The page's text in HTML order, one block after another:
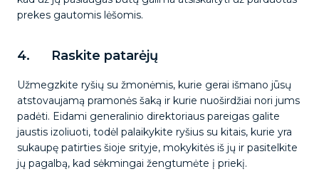
prekes gautomis lėšomis.
4. Raskite patarėjų
Užmegzkite ryšių su žmonėmis, kurie gerai išmano jūsų
atstovaujamą pramonės šaką ir kurie nuoširdžiai nori jums
padėti. Eidami generalinio direktoriaus pareigas galite
jaustis izoliuoti, todėl palaikykite ryšius su kitais, kurie yra
sukaupę patirties šioje srityje, mokykitės iš jų ir pasitelkite
jų pagalbą, kad sėkmingai žengtumėte į priekį.